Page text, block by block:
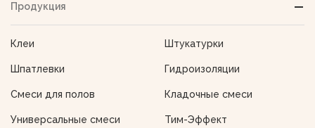
Продукция
Клеи Штукатурки
Шпатлевки Гидроизоляции
Смеси для полов Кладочные смеси
Универсальные смеси Тим-Эффект